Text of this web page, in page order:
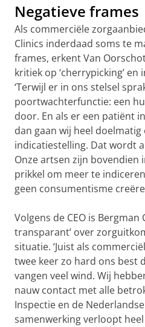
Negatieve frames
Als commerciële
Clinics inderdaad soms te
frames, erkent Van
kritiek op ‘cherrypicking’
‘Terwijl er in ons stelsel
poortwachterfunctie: een
door. En als er een patiënt
dan gaan wij heel
indicatiestelling. Dat wordt
Onze artsen zijn bovendien
prikkel om meer te
geen consumentisme
Volgens de CEO is Bergman
transparant’ over
situatie. ‘Juist als
twee keer zo hard ons best
vangen veel wind. Wij
nauw contact met alle
Inspectie en de
samenwerking verloopt heel